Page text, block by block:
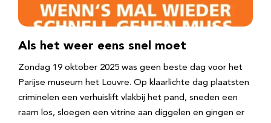
Als het weer eens snel moet
Zondag 19 oktober 2025 was geen beste dag voor het
Parijse museum het Louvre. Op klaarlichte dag plaatsten
criminelen een verhuislift vlakbij het pand, sneden een
raam los, sloegen een vitrine aan diggelen en gingen er